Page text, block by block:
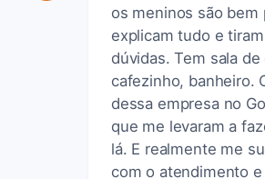
os meninos são bem
explicam tudo e
dúvidas. Tem sala de
cafezinho, banheiro.
dessa empresa no
que me levaram a
lá. E realmente me
com o atendimento